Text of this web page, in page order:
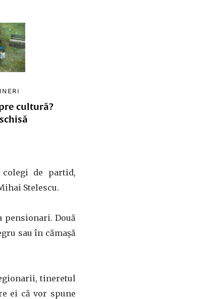
cultură?
de partid,
Stelescu.
pensionari. Două
sau în cămașă
tineretul
ei că vor spune